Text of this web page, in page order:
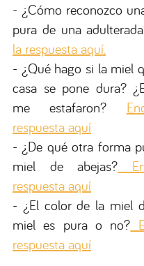
- ¿Cómo reconozco
pura de una
la respuesta aquí.
- ¿Qué hago si la miel
casa se pone dura?
me estafaron?
respuesta aquí
- ¿De qué otra forma
miel de abejas?
respuesta aquí
- ¿El color de la miel
miel es pura o no?
respuesta aquí